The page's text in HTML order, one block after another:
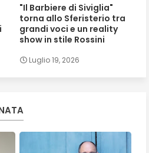
"Il Barbiere di Siviglia"
torna allo Sferisterio tra
grandi voci e un reality
show in stile Rossini
Luglio 19, 2026